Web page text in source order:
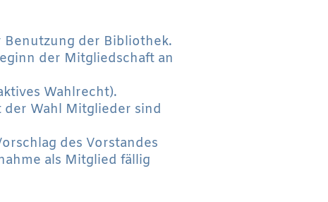
Benutzung der Bibliothek.
der Mitgliedschaft an
Wahlrecht).
Wahl Mitglieder sind
des Vorstandes
als Mitglied fällig